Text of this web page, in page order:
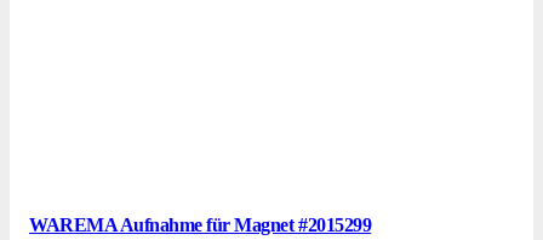
WAREMA Aufnahme für Magnet #2015299